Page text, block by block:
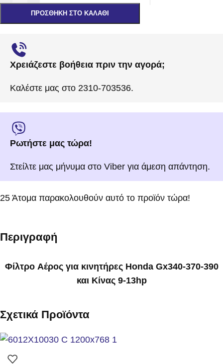
ΠΡΟΣΘΉΚΗ ΣΤΟ ΚΑΛΆΘΙ
Χρειάζεστε βοήθεια πριν την αγορά;
Καλέστε μας στο 2310-703536.
Ρωτήστε μας τώρα!
Στείλτε μας μήνυμα στο Viber για άμεση απάντηση.
25 Άτομα παρακολουθούν αυτό το προϊόν τώρα!
Περιγραφή
Φίλτρo Αέρος για κινητήρες Ηonda Gx340-370-390
και Κίνας 9-13hp
Σχετικά Προϊόντα